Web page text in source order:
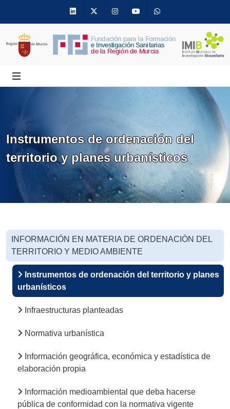
Linkedin Twitter InstagramYoutube
Instrumentos de ordenación del
territorio y planes urbanísticos
INFORMACIÓN EN MATERIA DE ORDENACIÓN DEL
TERRITORIO Y MEDIO AMBIENTE
Instrumentos de ordenación del territorio y planes
urbanísticos
Infraestructuras planteadas
Normativa urbanística
Información geográfica, económica y estadística de
elaboración propia
Información medioambiental que deba hacerse
pública de conformidad con la normativa vigente